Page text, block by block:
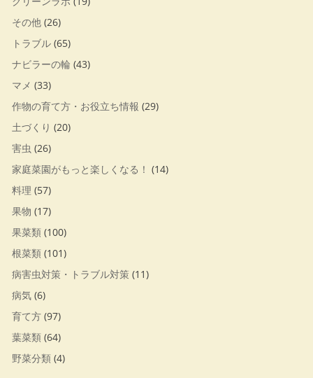
その他 (26)
トラブル (65)
ナビラーの輪 (43)
マメ (33)
作物の育て方・お役立ち情報 (29)
土づくり (20)
害虫 (26)
家庭菜園がもっと楽しくなる！ (14)
料理 (57)
果物 (17)
果菜類 (100)
根菜類 (101)
病害虫対策・トラブル対策 (11)
病気 (6)
育て方 (97)
葉菜類 (64)
野菜分類 (4)